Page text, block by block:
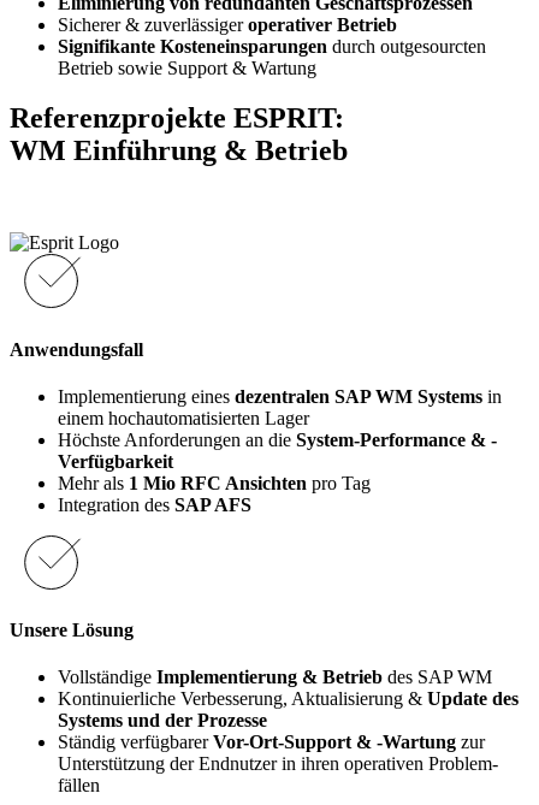
Sicherer & zuverlässigeroperativer Betrieb
Signifikante Kosteneinsparungen durch outgesourcten
Betrieb sowie Support & Wartung
Referenzprojekte ESPRIT:
WM Einführung & Betrieb
Anwendungsfall
Implementierung eines dezentralen SAP WM Systems in
einem hochautomatisierten Lager​
Höchste Anforderungen an die System-Performance & -
Verfügbarkeit​
Mehr als 1 Mio RFC Ansichten pro Tag​
Integration des SAP AFS​ ​
Unsere Lösung
Vollständige Implementierung & Betrieb des SAP WM​
Kontinuierliche Verbesserung, Aktualisierung & Update des
Systems und der Prozesse​
Ständig verfügbarerVor-Ort-Support & -Wartung zur
Unterstützung der Endnutzer in ihren operativen Problem-
fällen